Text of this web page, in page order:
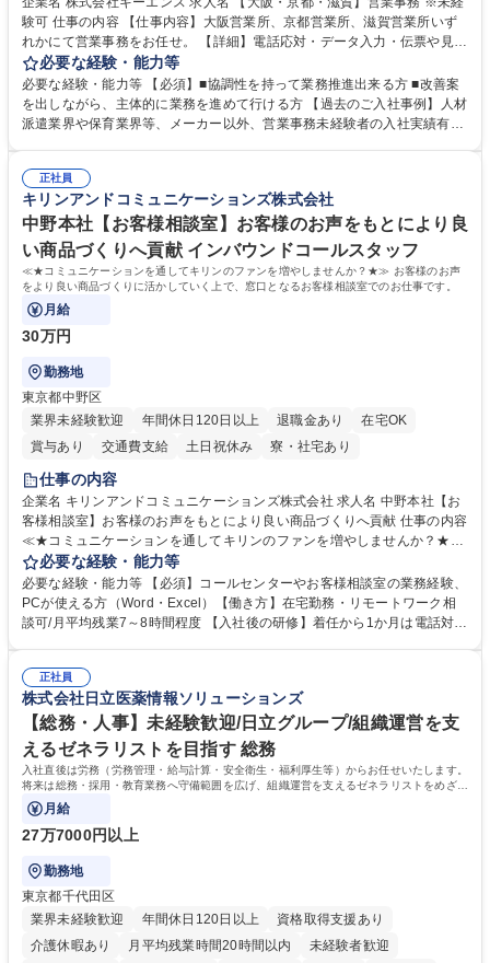
験可 仕事の内容 【仕事内容】大阪営業所、京都営業所、滋賀営業所いず
れかにて営業事務をお任せ。 【詳細】電話応対・データ入力・伝票や見積
の作成・カタログ送付・来客対応・営業所内で発生する事務業務や業務改
善をお任せ。 【教育制度】ご入社後、育成担当とペアになりながらOJTに
て業務を覚えていただくことが可能です。業務システムがきちんと構築さ
れているため、スムーズに仕事に慣れることができる環境です。また、
募集職種 【大阪・京都・滋賀】営業事務 ※未経験可
必要な経験・能力等
必要な経験・能力等 【必須】■協調性を持って業務推進出来る方 ■改善案
を出しながら、主体的に業務を進めて行ける方 【過去のご入社事例】人材
派遣業界や保育業界等、メーカー以外、営業事務未経験者の入社実績有
えて、お客様や社員の状況に合わせ、能動的なサポート、改善の動きも期
待され。組織を支えるスペシャリストとして、チームに貢献し、結果的に
社員から頼られる存在になることができます。平均19:30の退勤以降の業
務の持ち帰りも禁止されており、メリハリのある働き方となります。 学
歴・資格 学歴：大学院 大学 高専 短大 語学力： 資格：
正社員
キリンアンドコミュニケーションズ株式会社
中野本社【お客様相談室】お客様のお声をもとにより良
い商品づくりへ貢献 インバウンドコールスタッフ
≪★コミュニケーションを通してキリンのファンを増やしませんか？★≫ お客様のお声
をより良い商品づくりに活かしていく上で、窓口となるお客様相談室でのお仕事です。
月給
30万円
勤務地
東京都中野区
業界未経験歓迎
年間休日120日以上 退職金あり
在宅OK
賞与あり
交通費支給 土日祝休み 寮・社宅あり
仕事の内容
企業名 キリンアンドコミュニケーションズ株式会社 求人名 中野本社【お
客様相談室】お客様のお声をもとにより良い商品づくりへ貢献 仕事の内容
≪★コミュニケーションを通してキリンのファンを増やしませんか？★≫
お客様のお声をより良い商品づくりに活かしていく上で、窓口となるお客
様相談室でのお仕事です。 日々お客様からいただくキリングループへのご
意見を、企業活動に活かしています。お客様からの声に迅速かつ誠意をも
って対応、情報提供するとともにグループ内活動に反映しています。 【具
平均100件前後■メール・手紙：同上40件前後 募集職種 中野本社【お客様
相談室】お客様のお声をもとにより良い商品づくりへ貢献
必要な経験・能力等
必要な経験・能力等 【必須】コールセンターやお客様相談室の業務経験、
PCが使える方（Word・Excel）【働き方】在宅勤務・リモートワーク相
談可/月平均残業7～8時間程度 【入社後の研修】着任から1か月は電話対応
すのでご安心ください。 【当社について】キリングループの広報機能を担
う会社として、お客様との出会いを大切にし、磨き上げたホスピタリティ
を込めてコミュニケーションをとりながら広報関連業務を行っておりま
す。 学歴・資格 学歴：大学院 大学 高専 短大 専修学校 高校 語学力： 資
格：
正社員
株式会社日立医薬情報ソリューションズ
【総務・人事】未経験歓迎/日立グループ/組織運営を支
えるゼネラリストを目指す 総務
入社直後は労務（労務管理・給与計算・安全衛生・福利厚生等）からお任せいたします。
将来は総務・採用・教育業務へ守備範囲を広げ、組織運営を支えるゼネラリストをめざせ
ます。
月給
27万7000円以上
勤務地
東京都千代田区
業界未経験歓迎
年間休日120日以上
資格取得支援あり
介護休暇あり
月平均残業時間20時間以内
未経験者歓迎